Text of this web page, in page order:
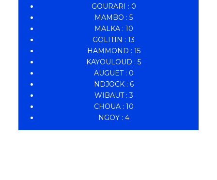
GOURARI : 0
MAMBO : 5
MALKA : 10
GOLITIN : 13
HAMMOND : 15
KAYOULOUD : 5
AUGUET : 0
NDJOCK : 6
WIBAUT : 3
CHOUA : 10
NGOY : 4